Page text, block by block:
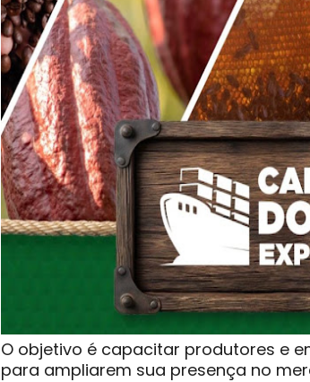
O objetivo é capacitar produtores e
para ampliarem sua presença no